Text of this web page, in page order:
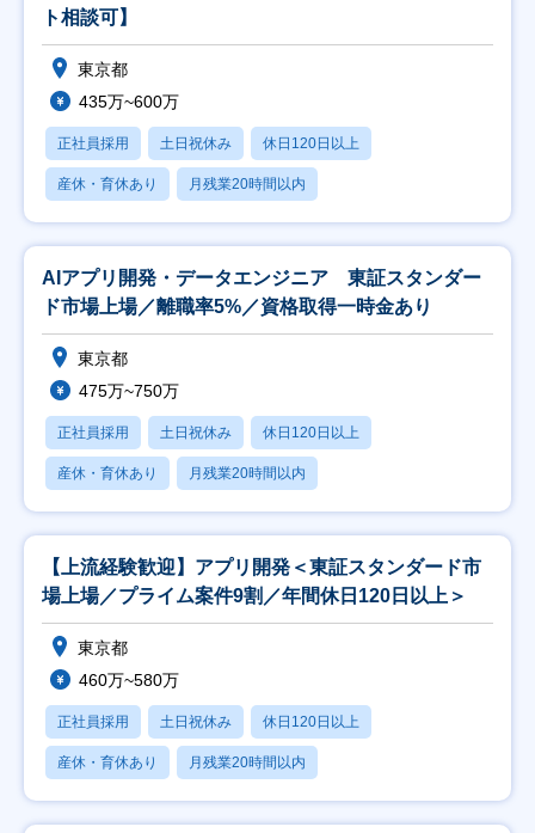
ト相談可】
東京都
435万~600万
正社員採用 土日祝休み 休日120日以上
産休・育休あり 月残業20時間以内
AIアプリ開発・データエンジニア 東証スタンダー
ド市場上場／離職率5%／資格取得一時金あり
東京都
475万~750万
正社員採用 土日祝休み 休日120日以上
産休・育休あり 月残業20時間以内
【上流経験歓迎】アプリ開発＜東証スタンダード市
場上場／プライム案件9割／年間休日120日以上＞
東京都
460万~580万
正社員採用 土日祝休み 休日120日以上
産休・育休あり 月残業20時間以内